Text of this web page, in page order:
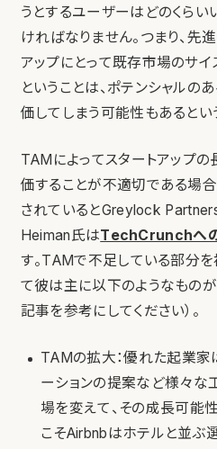
うとするユーザーはどのくら
ければなりません。つまり、先
アップにとって既存市場のサ
ということは、ポテンシャルの
価してしまう可能性もあるとい
TAMによってスタートアップ
価することが不適切である場
されているとGreylock
Heiman氏はTechCrunchへ
す。TAMで不足している部分
て彼は主に以下のようなもの
記事を参考にしてください）。
TAMの拡大：優れた起業家
ーションの提案など様々な
場を変えて、その成長可能
こそAirbnbはホテルと並ぶ